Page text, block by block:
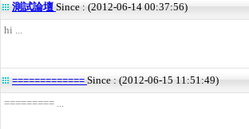
測試論壇 Since : (2012-06-14 00:37:56)
hi ...
============= Since : (2012-06-15 11:51:49)
========= ...